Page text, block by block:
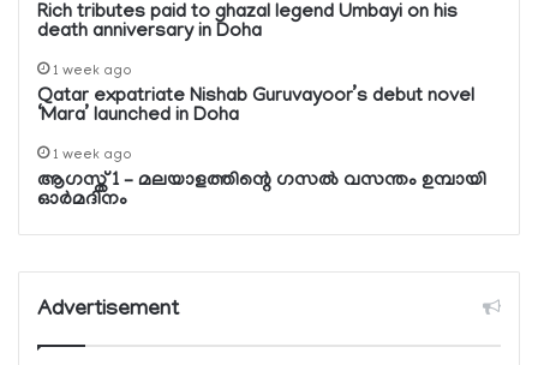
Rich tributes paid to ghazal legend Umbayi on his
death anniversary in Doha
1 week ago
Qatar expatriate Nishab Guruvayoor’s debut novel
‘Mara’ launched in Doha
1 week ago
ആഗസ്ത് 1 – മലയാളത്തിന്റെ ഗസല്‍ വസന്തം ഉമ്പായി
ഓര്‍മദിനം
Advertisement